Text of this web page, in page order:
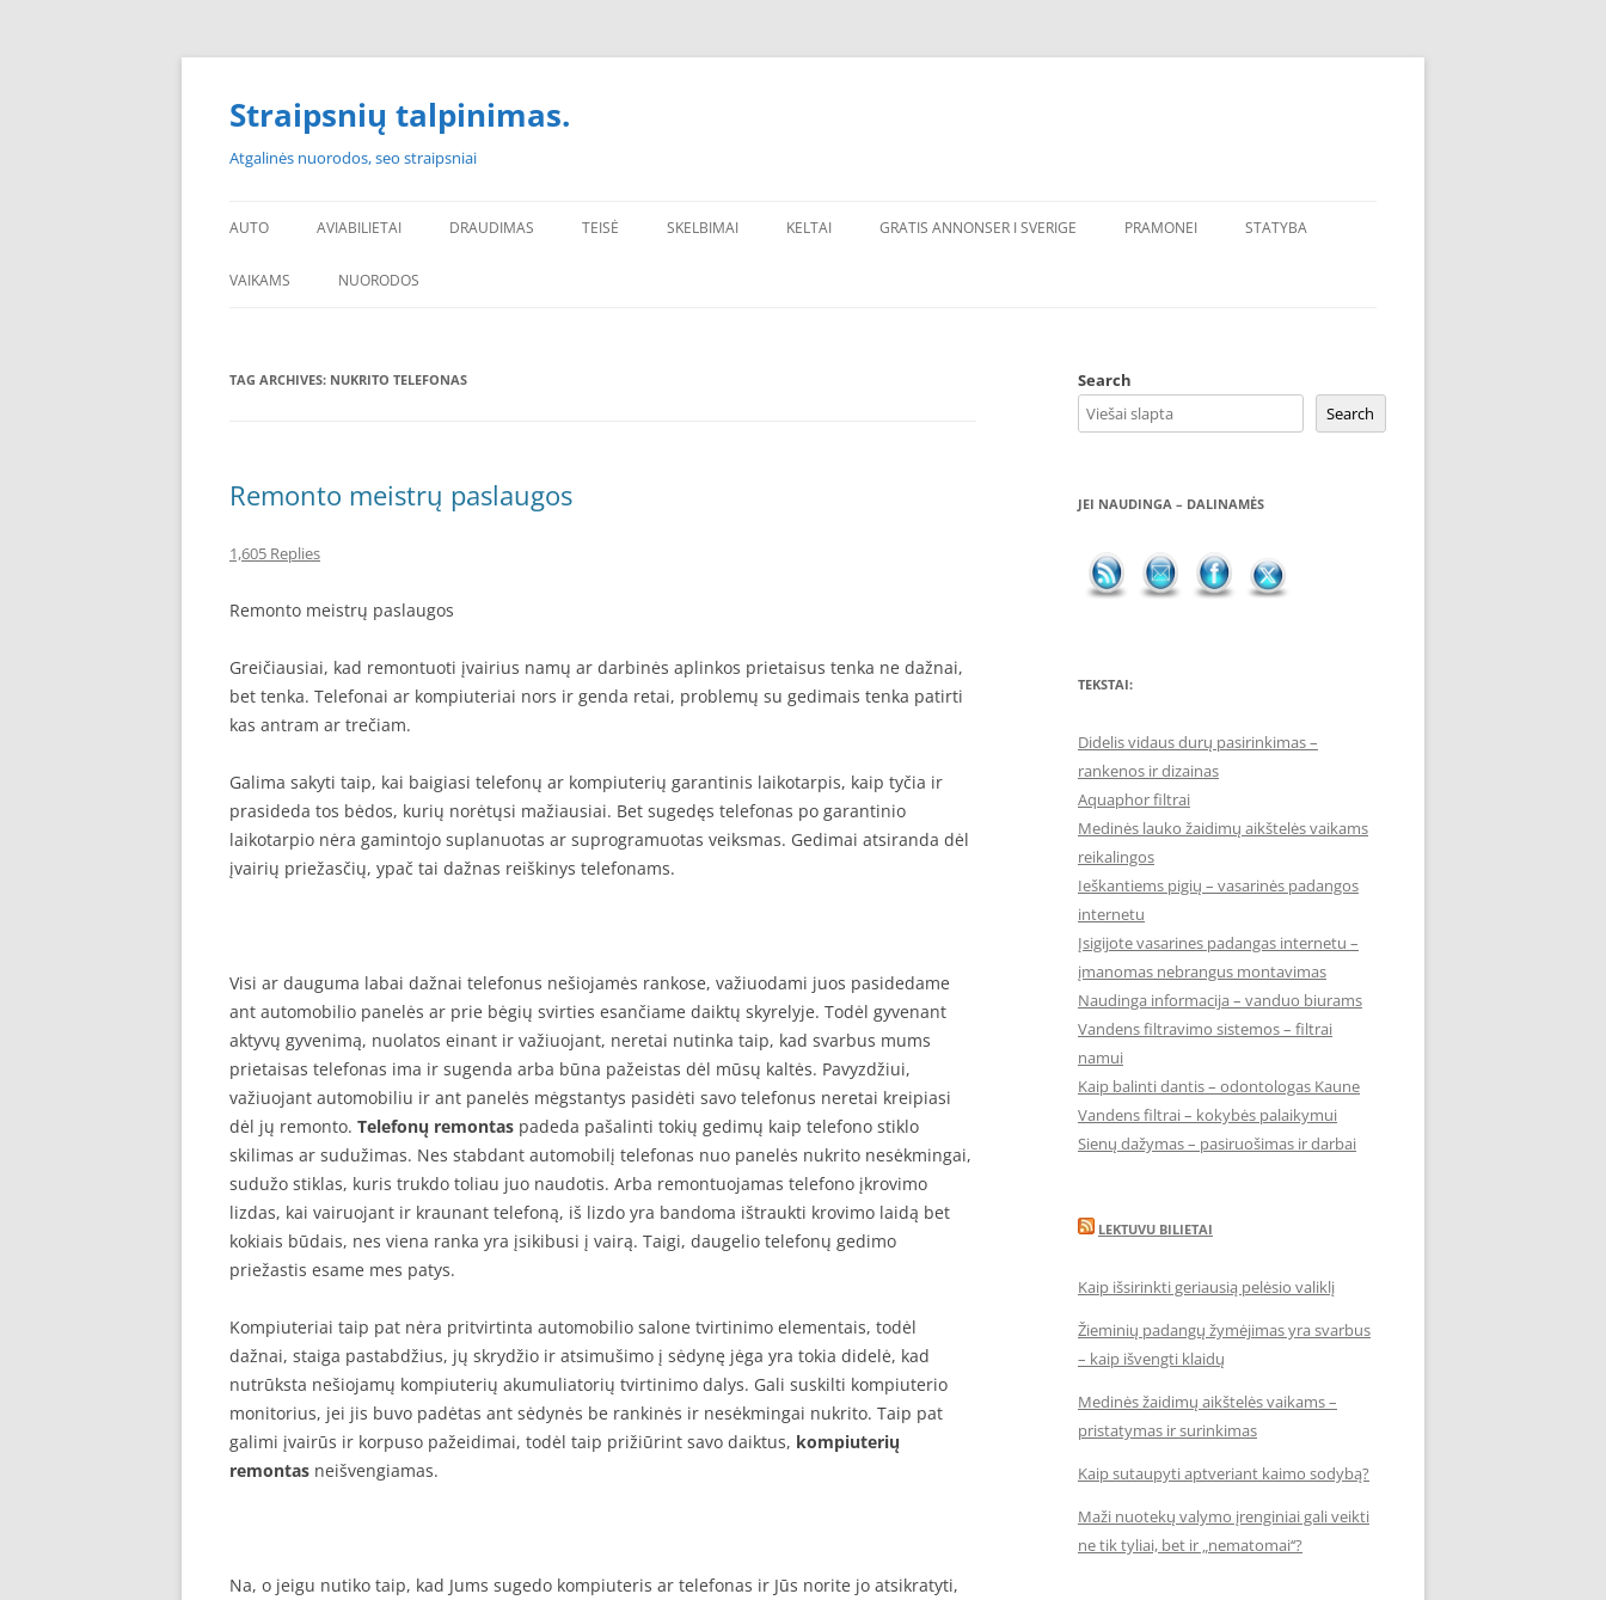
Skip
Straipsnių talpinimas.
Atgalinės nuorodos, seo straipsniai
AUTO AVIABILIETAI DRAUDIMAS TEISĖ SKELBIMAI KELTAI GRATIS ANNONSER I SVERIGE PRAMONEI STATYBA
VAIKAMS NUORODOS
PADANGOS PIGIAU
SEO STRAIPSNIU TALPINIMAS
TAG ARCHIVES: NUKRITO TELEFONAS
Remonto meistrų paslaugos
1,605 Replies
Remonto meistrų paslaugos
Greičiausiai, kad remontuoti įvairius namų ar darbinės aplinkos prietaisus tenka ne dažnai,
bet tenka. Telefonai ar kompiuteriai nors ir genda retai, problemų su gedimais tenka patirti
kas antram ar trečiam.
Galima sakyti taip, kai baigiasi telefonų ar kompiuterių garantinis laikotarpis, kaip tyčia ir
prasideda tos bėdos, kurių norėtųsi mažiausiai. Bet sugedęs telefonas po garantinio
laikotarpio nėra gamintojo suplanuotas ar suprogramuotas veiksmas. Gedimai atsiranda dėl
įvairių priežasčių, ypač tai dažnas reiškinys telefonams.
Visi ar dauguma labai dažnai telefonus nešiojamės rankose, važiuodami juos pasidedame
ant automobilio panelės ar prie bėgių svirties esančiame daiktų skyrelyje. Todėl gyvenant
aktyvų gyvenimą, nuolatos einant ir važiuojant, neretai nutinka taip, kad svarbus mums
prietaisas telefonas ima ir sugenda arba būna pažeistas dėl mūsų kaltės. Pavyzdžiui,
važiuojant automobiliu ir ant panelės mėgstantys pasidėti savo telefonus neretai kreipiasi
dėl jų remonto. Telefonų remontas padeda pašalinti tokių gedimų kaip telefono stiklo
skilimas ar sudužimas. Nes stabdant automobilį telefonas nuo panelės nukrito nesėkmingai,
sudužo stiklas, kuris trukdo toliau juo naudotis. Arba remontuojamas telefono įkrovimo
lizdas, kai vairuojant ir kraunant telefoną, iš lizdo yra bandoma ištraukti krovimo laidą bet
kokiais būdais, nes viena ranka yra įsikibusi į vairą. Taigi, daugelio telefonų gedimo
priežastis esame mes patys.
Kompiuteriai taip pat nėra pritvirtinta automobilio salone tvirtinimo elementais, todėl
dažnai, staiga pastabdžius, jų skrydžio ir atsimušimo į sėdynę jėga yra tokia didelė, kad
nutrūksta nešiojamų kompiuterių akumuliatorių tvirtinimo dalys. Gali suskilti kompiuterio
monitorius, jei jis buvo padėtas ant sėdynės be rankinės ir nesėkmingai nukrito. Taip pat
galimi įvairūs ir korpuso pažeidimai, todėl taip prižiūrint savo daiktus, kompiuterių
remontas neišvengiamas.
Na, o jeigu nutiko taip, kad Jums sugedo kompiuteris ar telefonas ir Jūs norite jo atsikratyti,
Search
Search
JEI NAUDINGA – DALINAMĖS
TEKSTAI:
Didelis vidaus durų pasirinkimas –
rankenos ir dizainas
Aquaphor filtrai
Medinės lauko žaidimų aikštelės vaikams
reikalingos
Ieškantiems pigių – vasarinės padangos
internetu
Įsigijote vasarines padangas internetu –
įmanomas nebrangus montavimas
Naudinga informacija – vanduo biurams
Vandens filtravimo sistemos – filtrai
namui
Kaip balinti dantis – odontologas Kaune
Vandens filtrai – kokybės palaikymui
Sienų dažymas – pasiruošimas ir darbai
LEKTUVU BILIETAI
Kaip išsirinkti geriausią pelėsio valiklį
Žieminių padangų žymėjimas yra svarbus
– kaip išvengti klaidų
Medinės žaidimų aikštelės vaikams –
pristatymas ir surinkimas
Kaip sutaupyti aptveriant kaimo sodybą?
Maži nuotekų valymo įrenginiai gali veikti
ne tik tyliai, bet ir „nematomai‘‘?